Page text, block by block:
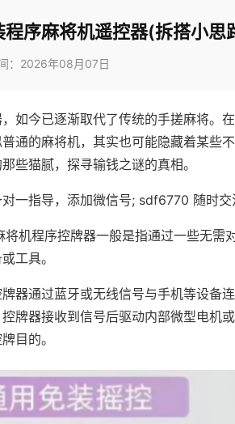
序麻将机遥控器(拆搭小思
：2026年08月07日
如今已逐渐取代了传统的手搓麻将。
通的麻将机，其实也可能隐藏着某些
些猫腻，探寻输钱之谜的真相。
一指导，添加微信号; sdf6770 随时交
机程序控牌器一般是指通过一些无需
工具。
器通过蓝牙或无线信号与手机等设备
牌器接收到信号后驱动内部微型电机
目的。